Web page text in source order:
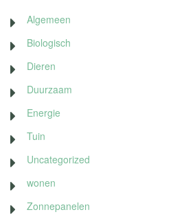
Algemeen
Biologisch
Dieren
Duurzaam
Energie
Tuin
Uncategorized
wonen
Zonnepanelen